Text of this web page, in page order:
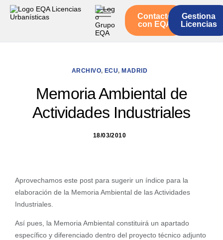
Servicios
Contacto
con EQA
Gestiona
Licencias
ARCHIVO, ECU, MADRID
Memoria Ambiental de
Actividades Industriales
18/03/2010
Aprovechamos este post para sugerir un índice para la
elaboración de la Memoria Ambiental de las Actividades
Industriales.
Así pues, la Memoria Ambiental constituirá un apartado
específico y diferenciado dentro del proyecto técnico adjunto